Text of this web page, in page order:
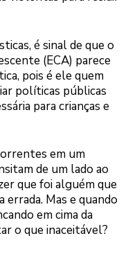
é sinal de que o
(ECA) parece
pois é ele quem
políticas públicas
para crianças e
em um
de um lado ao
que foi alguém que
Mas e quando
em cima da
o que inaceitável?